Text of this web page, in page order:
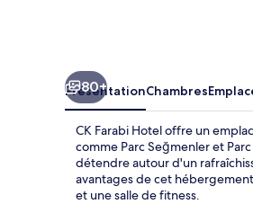
80+
PrésentationChambres
CK Farabi Hotel offre un
comme Parc Seğmenler et
détendre autour d'un
avantages de cet
et une salle de fitness.